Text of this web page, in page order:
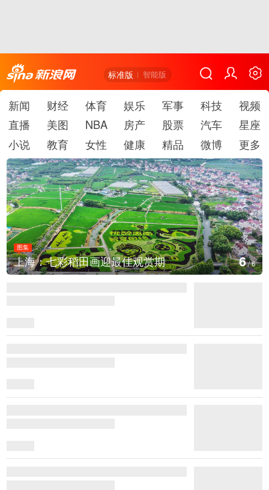
标准版 智能版
新闻 财经 体育 娱乐 军事 科技
视频
直播
美图 NBA 房产 股票 汽车
星座
小说
教育 女性 健康 精品 微博 更多
图集
上海：七彩稻田画迎最佳观赏期 6/6